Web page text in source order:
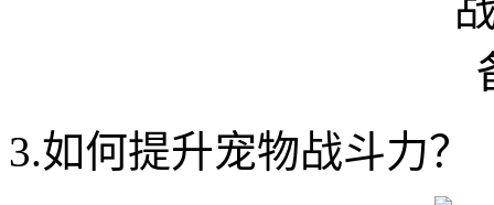
3.如何提升宠物战斗力？